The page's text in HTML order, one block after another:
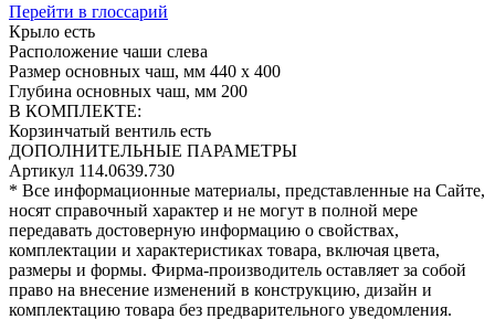
Перейти в глоссарий
Крыло есть
Расположение чаши слева
Размер основных чаш, мм 440 х 400
Глубина основных чаш, мм 200
В КОМПЛЕКТЕ:
Корзинчатый вентиль есть
ДОПОЛНИТЕЛЬНЫЕ ПАРАМЕТРЫ
Артикул 114.0639.730
* Все информационные материалы, представленные на Сайте,
носят справочный характер и не могут в полной мере
передавать достоверную информацию о свойствах,
комплектации и характеристиках товара, включая цвета,
размеры и формы. Фирма-производитель оставляет за собой
право на внесение изменений в конструкцию, дизайн и
комплектацию товара без предварительного уведомления.